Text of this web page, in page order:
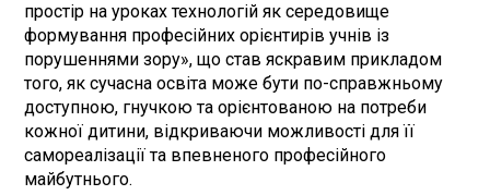
простір на уроках технологій як середовище
формування професійних орієнтирів учнів із
порушеннями зору», що став яскравим прикладом
того, як сучасна освіта може бути по-справжньому
доступною, гнучкою та орієнтованою на потреби
кожної дитини, відкриваючи можливості для її
самореалізації та впевненого професійного
майбутнього.